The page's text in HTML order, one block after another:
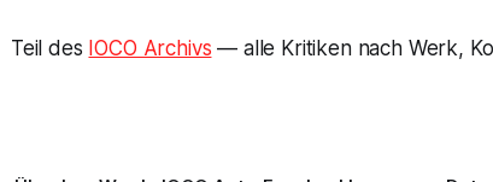
Teil des IOCO Archivs — alle Kritiken nach Werk,